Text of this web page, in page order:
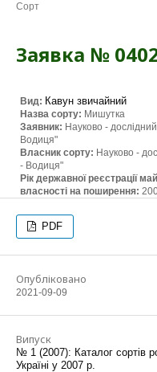
Сорт
Заявка №
Вид: Кавун звичайний
Назва сорту: Мишутка
Заявник: Науково -
Водиця"
Власник сорту: Науково -
- Водиця"
Рік державної реєстрації
власності на поширення:
PDF
Опубліковано
2021-09-09
Випуск
№ 1 (2007): Каталог сортів
Україні у 2007 р.